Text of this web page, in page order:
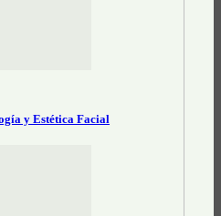
y Estética Facial